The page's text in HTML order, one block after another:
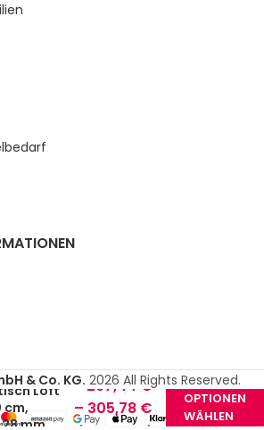
& Co. KG. 2026 All Rights Reserved.
Loft
cm,
mm
297,44 €
– 305,78 €
OPTIONEN
WÄHLEN